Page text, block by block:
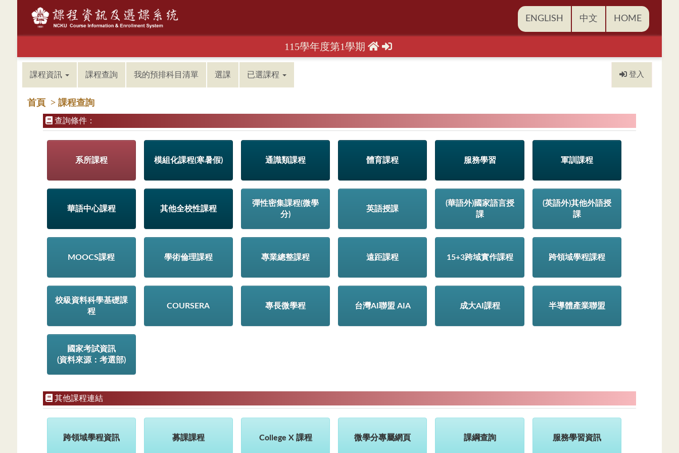
ENGLISH 中文 HOME
115學年度第1學期
課程資訊 課程查詢 我的預排科目清單 選課 已選課程 登入
首頁 > 課程查詢
查詢條件：
系所課程 模組化課程(寒暑假) 通識類課程 體育課程 服務學習 軍訓課程
華語中心課程 其他全校性課程
彈性密集課程(微學
分)
英語授課
(華語外)國家語言授
課
(英語外)其他外語授
課
MOOCS課程 學術倫理課程 專業總整課程 遠距課程 15+3跨域實作課程 跨領域學程課程
校級資料科學基礎課
程
COURSERA 專長微學程 台灣AI聯盟 AIA 成大AI課程 半導體產業聯盟
國家考試資訊
(資料來源：考選部)
其他課程連結
跨領域學程資訊 募課課程 College X 課程 微學分專屬網頁 課綱查詢 服務學習資訊